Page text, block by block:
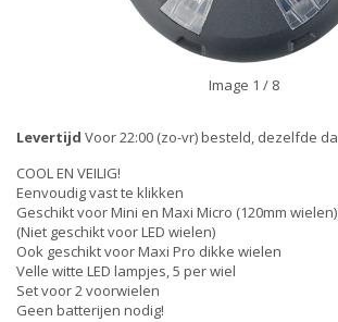
Image 1 / 8
Levertijd Voor 22:00 (zo-vr) besteld, dezelfde
COOL EN VEILIG!
Eenvoudig vast te klikken
Geschikt voor Mini en Maxi Micro (120mm wielen)
(Niet geschikt voor LED wielen)
Ook geschikt voor Maxi Pro dikke wielen
Velle witte LED lampjes, 5 per wiel
Set voor 2 voorwielen
Geen batterijen nodig!